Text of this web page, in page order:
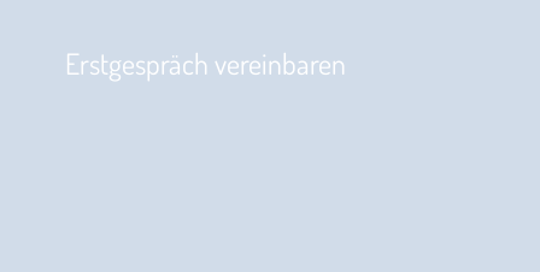
Erstgespräch vereinbaren